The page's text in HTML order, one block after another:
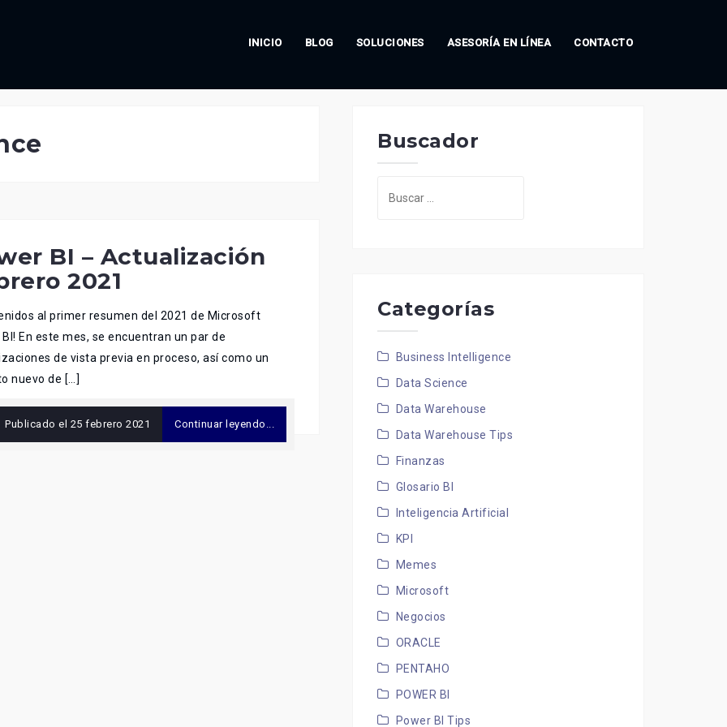
INICIO BLOG SOLUCIONES ASESORÍA EN LÍNEA CONTACTO
BI – Actualización
2021
al primer resumen del 2021 de Microsoft
BI! En este mes, se encuentran un par de
de vista previa en proceso, así como un
nuevo de […]
Publicado el 25 febrero 2021 Continuar leyendo...
Buscador
Categorías
Business Intelligence
Data Science
Data Warehouse
Data Warehouse Tips
Finanzas
Glosario BI
Inteligencia Artificial
KPI
Memes
Microsoft
Negocios
ORACLE
PENTAHO
POWER BI
Power BI Tips